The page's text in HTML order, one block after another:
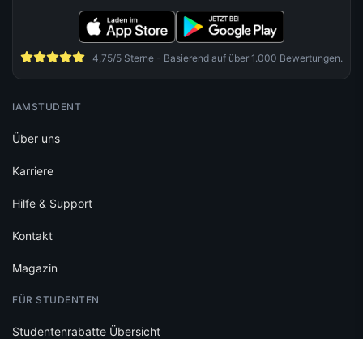
4,75/5 Sterne - Basierend auf über 1.000 Bewertungen.
IAMSTUDENT
Über uns
Karriere
Hilfe & Support
Kontakt
Magazin
FÜR STUDENTEN
Studentenrabatte Übersicht